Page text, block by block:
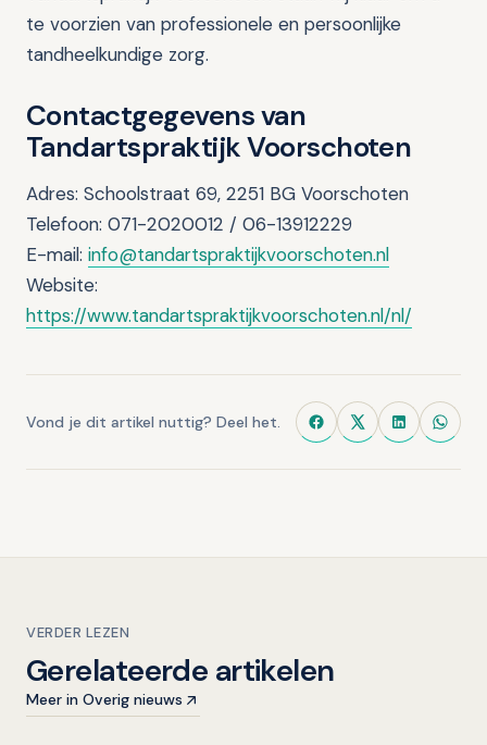
te voorzien van professionele en persoonlijke
tandheelkundige zorg.
Contactgegevens van
Tandartspraktijk Voorschoten
Adres: Schoolstraat 69, 2251 BG Voorschoten
Telefoon: 071-2020012 / 06-13912229
E-mail: info@tandartspraktijkvoorschoten.nl
Website:
https://www.tandartspraktijkvoorschoten.nl/nl/
Vond je dit artikel nuttig? Deel het.
VERDER LEZEN
Gerelateerde artikelen
Meer in Overig nieuws